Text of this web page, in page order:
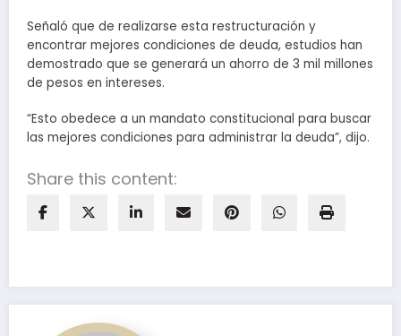
Señaló que de realizarse esta restructuración y
encontrar mejores condiciones de deuda, estudios han
demostrado que se generará un ahorro de 3 mil millones
de pesos en intereses.
“Esto obedece a un mandato constitucional para buscar
las mejores condiciones para administrar la deuda”, dijo.
Share this content: